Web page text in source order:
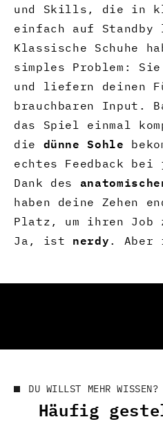
und Skills, die in
einfach auf Standby
Klassische Schuhe
simples Problem:
und liefern deinen
brauchbaren Input.
das Spiel einmal
die dünne Sohle
echtes Feedback
Dank des
haben deine Zehen
Platz, um ihren Job
Ja, ist nerdy . Aber
DU WILLST MEHR WISSEN?
Häufig